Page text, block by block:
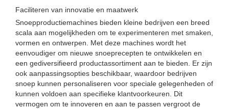
Faciliteren van innovatie en maatwerk
Snoepproductiemachines bieden kleine bedrijven een breed
scala aan mogelijkheden om te experimenteren met smaken,
vormen en ontwerpen. Met deze machines wordt het
eenvoudiger om nieuwe snoeprecepten te ontwikkelen en
een gediversifieerd productassortiment aan te bieden. Er zijn
ook aanpassingsopties beschikbaar, waardoor bedrijven
snoep kunnen personaliseren voor speciale gelegenheden of
kunnen voldoen aan specifieke klantvoorkeuren. Dit
vermogen om te innoveren en aan te passen vergroot de